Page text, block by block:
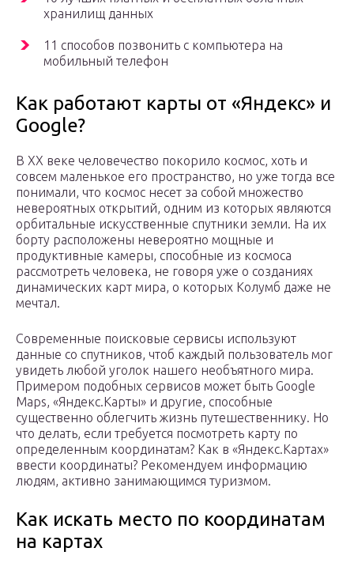
хранилищ данных
11 способов позвонить с компьютера на
мобильный телефон
Как работают карты от «Яндекс» и
Google?
В XX веке человечество покорило космос, хоть и
совсем маленькое его пространство, но уже тогда все
понимали, что космос несет за собой множество
невероятных открытий, одним из которых являются
орбитальные искусственные спутники земли. На их
борту расположены невероятно мощные и
продуктивные камеры, способные из космоса
рассмотреть человека, не говоря уже о созданиях
динамических карт мира, о которых Колумб даже не
мечтал.
Современные поисковые сервисы используют
данные со спутников, чтоб каждый пользователь мог
увидеть любой уголок нашего необъятного мира.
Примером подобных сервисов может быть Google
Maps, «Яндекс.Карты» и другие, способные
существенно облегчить жизнь путешественнику. Но
что делать, если требуется посмотреть карту по
определенным координатам? Как в «Яндекс.Картах»
ввести координаты? Рекомендуем информацию
людям, активно занимающимся туризмом.
Как искать место по координатам
на картах